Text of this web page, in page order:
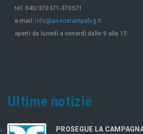
tel. 040/370371-370571
e-mail: info@assostampafvg.it
aperti da lunedì a venerdì dalle 9 alle 15
Ultime notizie
PROSEGUE LA